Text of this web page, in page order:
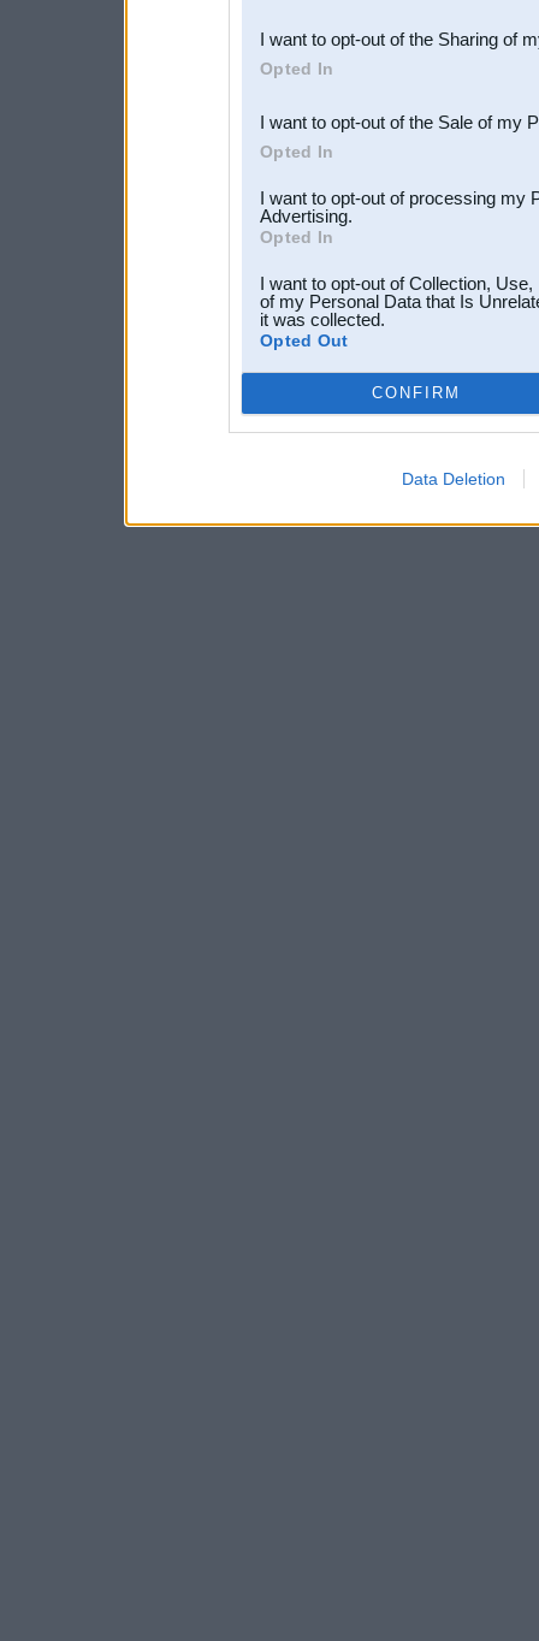
Downstream Participants
third parties.
I want to opt-out of the Sharing of
Opted In
I want to opt-out of the Sale of my
Opted In
I want to opt-out of processing my
Advertising.
Opted In
I want to opt-out of Collection,
of my Personal Data that Is
it was collected.
Opted Out
CONFIRM
Data Deletion